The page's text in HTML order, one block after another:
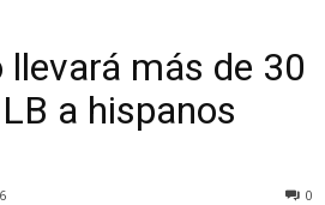
llevará más de 30
a hispanos
0